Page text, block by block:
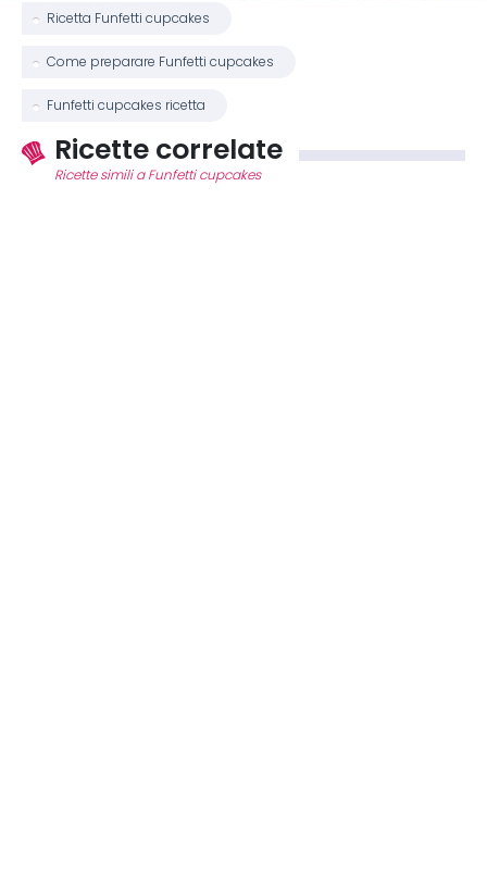
Ricetta Funfetti cupcakes
Come preparare Funfetti cupcakes
Funfetti cupcakes ricetta
Ricette correlate
Ricette simili a Funfetti cupcakes